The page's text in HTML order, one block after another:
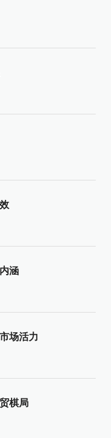
涵
场活力
棋局